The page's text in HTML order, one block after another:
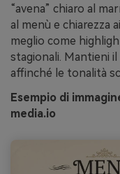
“avena” chiaro al
al menù e chiarezza
meglio come
stagionali. Mantieni
affinché le tonalità
Esempio di
media.io